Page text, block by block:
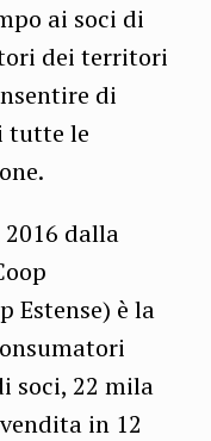
ai soci di
dei territori
di
tutte le
dalla
Estense) è la
soci, 22 mila
in 12